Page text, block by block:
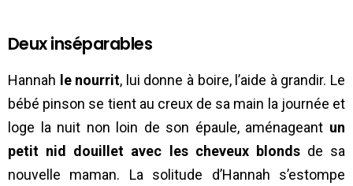
Deux inséparables
Hannah le nourrit, lui donne à boire, l’aide à grandir. Le
bébé pinson se tient au creux de sa main la journée et
loge la nuit non loin de son épaule, aménageant un
petit nid douillet avec les cheveux blondsde sa
nouvelle maman. La solitude d’Hannah s’estompe